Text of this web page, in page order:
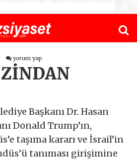
yorum yap
Başkanı Dr. Hasan
Donald Trump’ın,
taşıma kararı ve İsrail’in
tanıması girişimine